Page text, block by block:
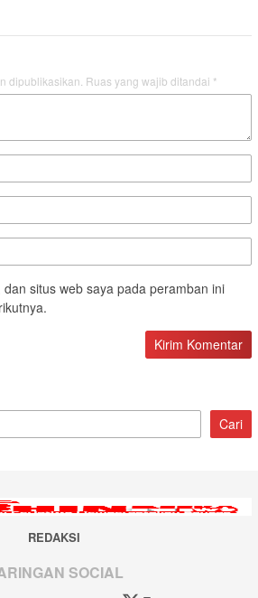
dipublikasikan. Ruas yang wajib ditandai *
situs web saya pada peramban ini
Cari
REDAKSI
SOCIAL